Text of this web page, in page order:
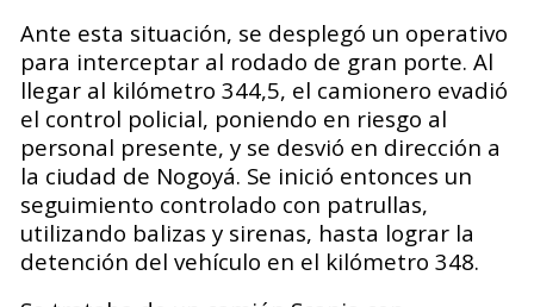
Ante esta situación, se desplegó un operativo
para interceptar al rodado de gran porte. Al
llegar al kilómetro 344,5, el camionero evadió
el control policial, poniendo en riesgo al
personal presente, y se desvió en dirección a
la ciudad de Nogoyá. Se inició entonces un
seguimiento controlado con patrullas,
utilizando balizas y sirenas, hasta lograr la
detención del vehículo en el kilómetro 348.